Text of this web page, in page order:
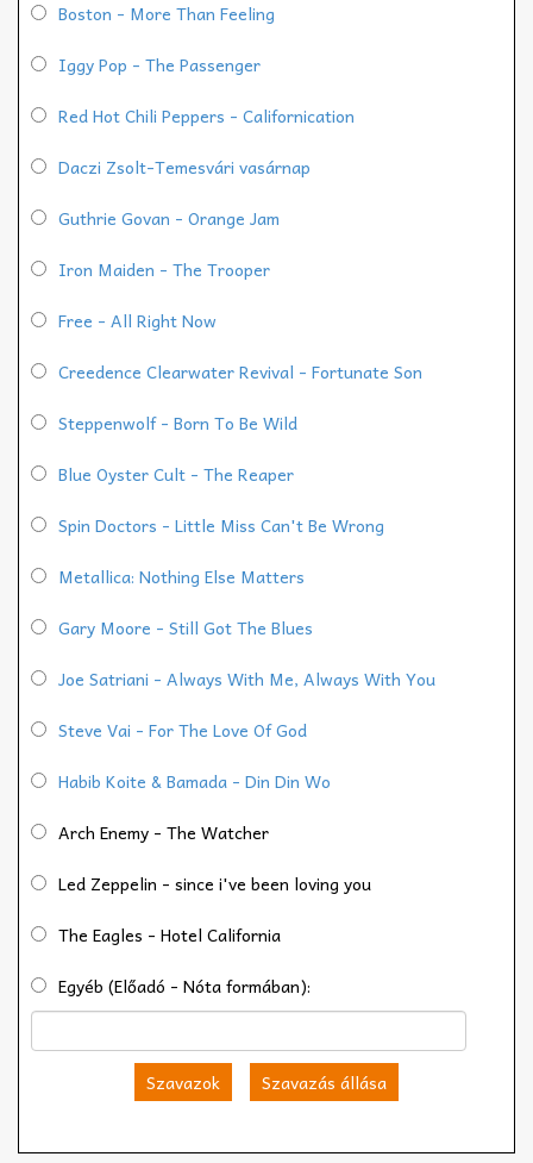
Boston - More Than Feeling
Iggy Pop - The Passenger
Red Hot Chili Peppers - Californication
Daczi Zsolt-Temesvári vasárnap
Guthrie Govan - Orange Jam
Iron Maiden - The Trooper
Free - All Right Now
Creedence Clearwater Revival - Fortunate Son
Steppenwolf - Born To Be Wild
Blue Oyster Cult - The Reaper
Spin Doctors - Little Miss Can't Be Wrong
Metallica: Nothing Else Matters
Gary Moore - Still Got The Blues
Joe Satriani - Always With Me, Always With You
Steve Vai - For The Love Of God
Habib Koite & Bamada - Din Din Wo
Arch Enemy - The Watcher
Led Zeppelin - since i've been loving you
The Eagles - Hotel California
Egyéb (Előadó - Nóta formában):
Szavazok Szavazás állása